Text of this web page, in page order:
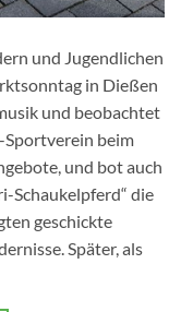
und Jugendlichen
in Dießen
und beobachtet
Sportverein beim
und bot auch
Schaukelpferd“ die
geschickte
Später, als